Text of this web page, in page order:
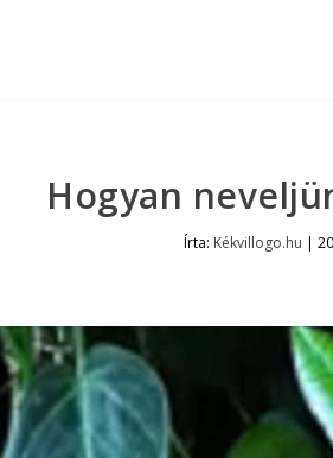
Hogyan
Írta: Kékvillogo.hu |